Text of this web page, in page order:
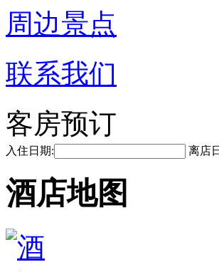
周边景点
联系我们
客房预订
入住日期: 离店
酒店地图